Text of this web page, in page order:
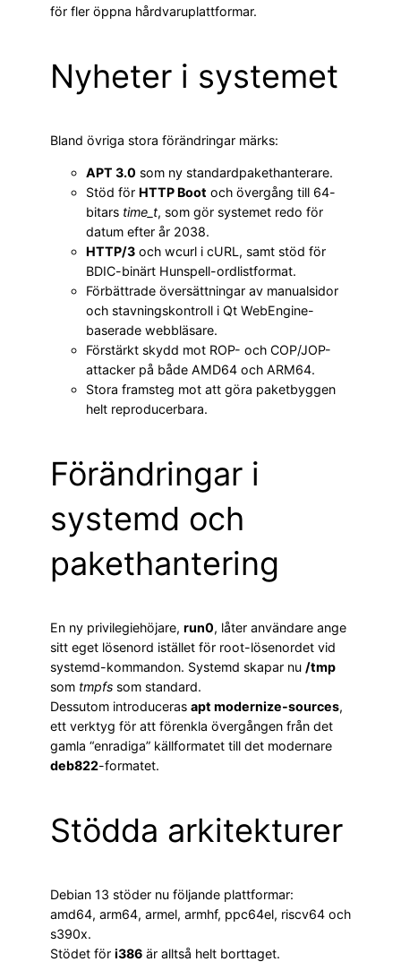
för fler öppna hårdvaruplattformar.
Nyheter i systemet
Bland övriga stora förändringar märks:
APT 3.0 som ny standardpakethanterare.
Stöd för HTTP Boot och övergång till 64-
bitars time_t, som gör systemet redo för
datum efter år 2038.
HTTP/3 och wcurl i cURL, samt stöd för
BDIC-binärt Hunspell-ordlistformat.
Förbättrade översättningar av manualsidor
och stavningskontroll i Qt WebEngine-
baserade webbläsare.
Förstärkt skydd mot ROP- och COP/JOP-
attacker på både AMD64 och ARM64.
Stora framsteg mot att göra paketbyggen
helt reproducerbara.
Förändringar i
systemd och
pakethantering
En ny privilegiehöjare, run0, låter användare ange
sitt eget lösenord istället för root-lösenordet vid
systemd-kommandon. Systemd skapar nu /tmp
som tmpfs som standard.
Dessutom introduceras apt modernize-sources,
ett verktyg för att förenkla övergången från det
gamla “enradiga” källformatet till det modernare
deb822-formatet.
Stödda arkitekturer
Debian 13 stöder nu följande plattformar:
amd64, arm64, armel, armhf, ppc64el, riscv64 och
s390x.
Stödet för i386 är alltså helt borttaget.